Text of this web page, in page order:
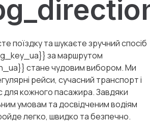
поїздку та шукаєте зручний спосіб
за маршрутом
стане чудовим вибором. Ми
рейси, сучасний транспорт і
для кожного пасажира. Завдяки
умовам та досвідченим водіям
легко, швидко та безпечно.